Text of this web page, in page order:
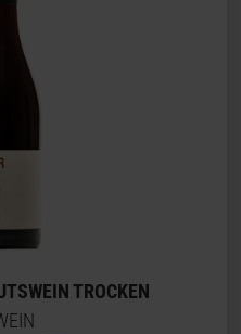
TROCKEN